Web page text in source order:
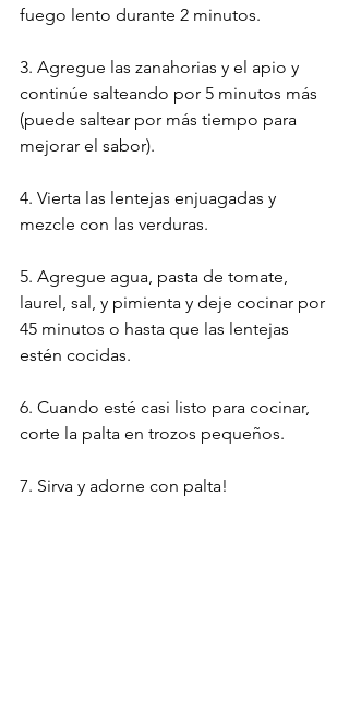
fuego lento durante 2 minutos.
3. Agregue las zanahorias y el apio y
continúe salteando por 5 minutos más
(puede saltear por más tiempo para
mejorar el sabor).
4. Vierta las lentejas enjuagadas y
mezcle con las verduras.
5. Agregue agua, pasta de tomate,
laurel, sal, y pimienta y deje cocinar por
45 minutos o hasta que las lentejas
estén cocidas.
6. Cuando esté casi listo para cocinar,
corte la palta en trozos pequeños.
7. Sirva y adorne con palta!